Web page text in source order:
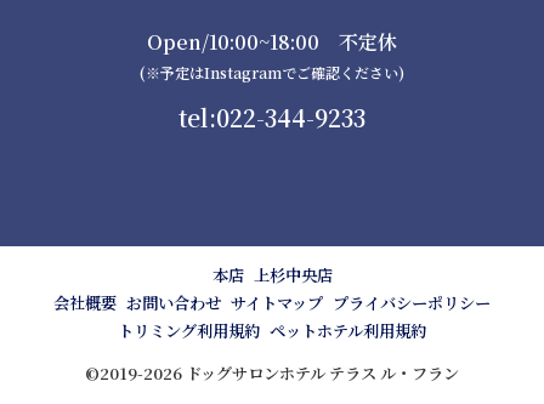
Open/10:00~18:00 不定休
(※予定はInstagramでご確認ください)
tel:022-344-9233
本店 上杉中央店
会社概要 お問い合わせ サイトマップ プライバシーポリシー
トリミング利用規約 ペットホテル利用規約
©2019-2026 ドッグサロンホテル テラス ル・フラン